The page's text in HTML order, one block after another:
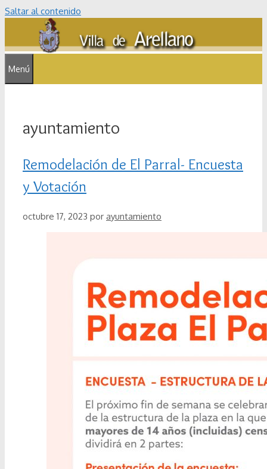
Saltar al contenido
Menú
ayuntamiento
Remodelación de El Parral- Encuesta
y Votación
octubre 17, 2023 por ayuntamiento